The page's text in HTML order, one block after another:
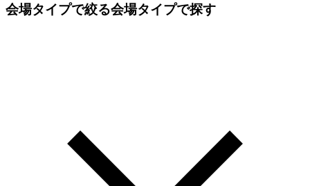
会場タイプで絞る会場タイプで探す